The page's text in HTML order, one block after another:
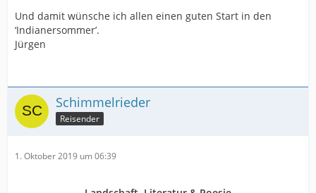
Und damit wünsche ich allen einen guten Start in den
‘Indianersommer’.
Jürgen
Schimmelrieder
Reisender
1. Oktober 2019 um 06:39